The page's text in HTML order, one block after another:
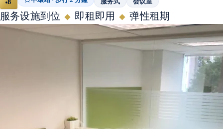
B 服务式 会议室
服务设施到位 ◆ 即租即用 ◆ 弹性租期